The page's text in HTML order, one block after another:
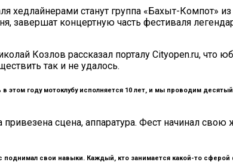
хедлайнерами станут группа «Бахыт-
завершат концертную часть фестиваля
Козлов рассказал порталу Cityopen.ru, что
так и не удалось.
этом году мотоклубу исполняется 10 лет, и мы проводим
сцена, аппаратура. Фест начинал свою
свои навыки. Каждый, кто занимается какой-то